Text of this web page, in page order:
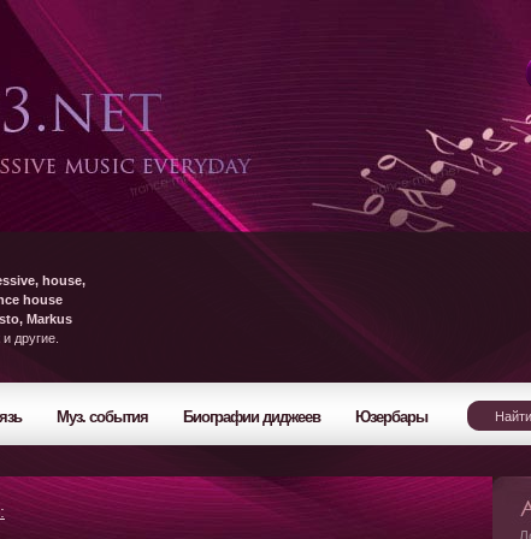
house,
house
Markus
и другие.
Муз. события Биографии диджеев Юзербары